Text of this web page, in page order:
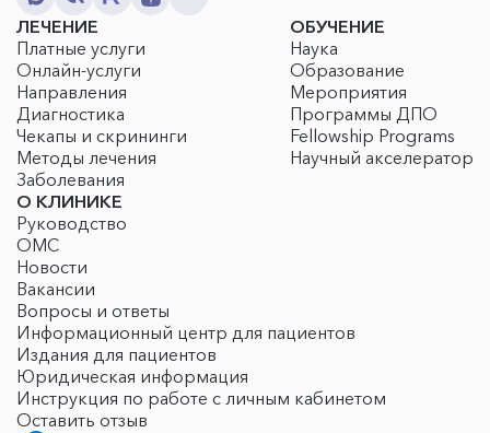
ЛЕЧЕНИЕ
Платные услуги
Онлайн-услуги
Направления
Диагностика
Чекапы и скрининги
Методы лечения
Заболевания
ОБУЧЕНИЕ
Наука
Образование
Мероприятия
Программы ДПО
Fellowship Programs
Научный акселератор
О КЛИНИКЕ
Руководство
ОМС
Новости
Вакансии
Вопросы и ответы
Информационный центр для пациентов
Издания для пациентов
Юридическая информация
Инструкция по работе с личным кабинетом
Оставить отзыв